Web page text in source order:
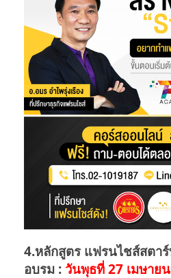
4.หลักสูตร แฟรนไชส์สตา
อบรม : วันพุธที่ 27 เมษาย